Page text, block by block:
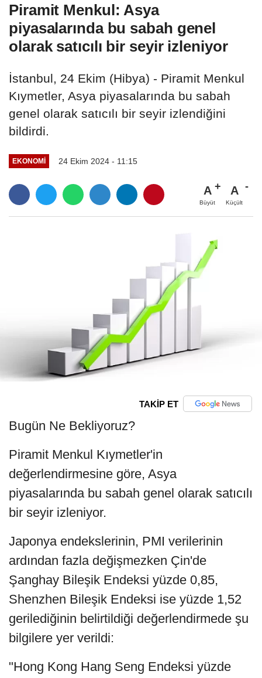
Piramit Menkul: Asya
piyasalarında bu sabah genel
olarak satıcılı bir seyir izleniyor
İstanbul, 24 Ekim (Hibya) - Piramit Menkul
Kıymetler, Asya piyasalarında bu sabah
genel olarak satıcılı bir seyir izlendiğini
bildirdi.
EKONOMI 24 Ekim 2024 - 11:15
A
Büyüt
A
Küçült
TAKİP ET
Bugün Ne Bekliyoruz?
Piramit Menkul Kıymetler'in
değerlendirmesine göre, Asya
piyasalarında bu sabah genel olarak satıcılı
bir seyir izleniyor.
Japonya endekslerinin, PMI verilerinin
ardından fazla değişmezken Çin'de
Şanghay Bileşik Endeksi yüzde 0,85,
Shenzhen Bileşik Endeksi ise yüzde 1,52
gerilediğinin belirtildiği değerlendirmede şu
bilgilere yer verildi:
"Hong Kong Hang Seng Endeksi yüzde